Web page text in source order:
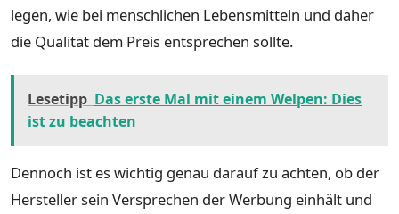
legen, wie bei menschlichen Lebensmitteln und daher
die Qualität dem Preis entsprechen sollte.
Lesetipp Das erste Mal mit einem Welpen: Dies
ist zu beachten
Dennoch ist es wichtig genau darauf zu achten, ob der
Hersteller sein Versprechen der Werbung einhält und